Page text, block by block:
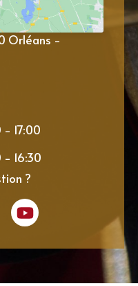
Orléans -
17:00
- 16:30
?